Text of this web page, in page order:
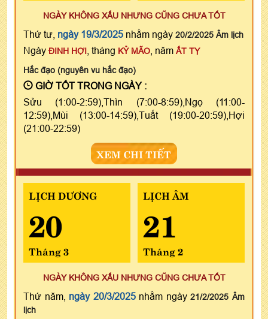
NGÀY KHÔNG XẤU NHƯNG CŨNG CHƯA TỐT
Thứ tư, ngày 19/3/2025 nhằm ngày 20/2/2025 Âm lịch
Ngày ĐINH HỢI , tháng KỶ MÃO , năm ẤT TỴ
Hắc đạo (nguyên vu hắc đạo)
GIỜ TỐT TRONG NGÀY :
Sửu (1:00-2:59),Thìn (7:00-8:59),Ngọ (11:00-
12:59),Mùi (13:00-14:59),Tuất (19:00-20:59),Hợi
(21:00-22:59)
XEM CHI TIẾT
LỊCH DƯƠNG
20
Tháng 3
LỊCH ÂM
21
Tháng 2
NGÀY KHÔNG XẤU NHƯNG CŨNG CHƯA TỐT
Thứ năm, ngày 20/3/2025nhằm ngày21/2/2025 Âm
lịch